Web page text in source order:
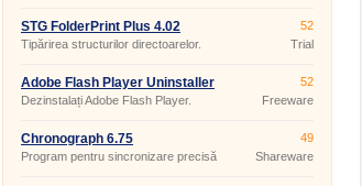
STG FolderPrint Plus 4.02
Tipărirea structurilor directoarelor.
52
Trial
Adobe Flash Player Uninstaller
20.0.0.267
Dezinstalați Adobe Flash Player.
52
Freeware
Chronograph 6.75
Program pentru sincronizare precisă
49
Shareware